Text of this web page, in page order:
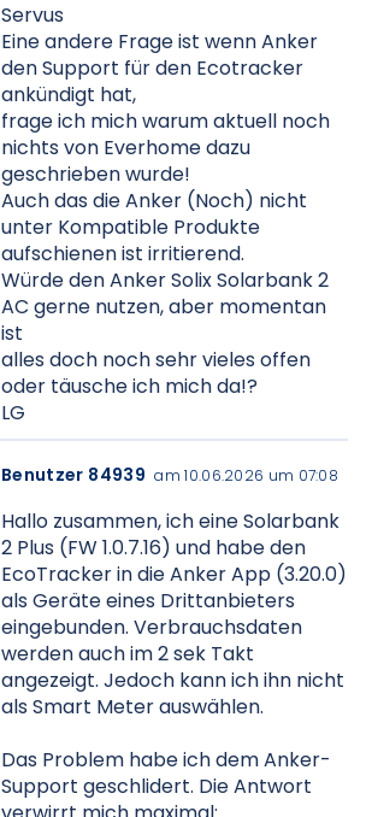
Servus
Eine andere Frage ist wenn Anker
den Support für den Ecotracker
ankündigt hat,
frage ich mich warum aktuell noch
nichts von Everhome dazu
geschrieben wurde!
Auch das die Anker (Noch) nicht
unter Kompatible Produkte
aufschienen ist irritierend.
Würde den Anker Solix Solarbank 2
AC gerne nutzen, aber momentan
ist
alles doch noch sehr vieles offen
oder täusche ich mich da!?
LG
Benutzer 84939 am 10.06.2026 um 07:08
Hallo zusammen, ich eine Solarbank
2 Plus (FW 1.0.7.16) und habe den
EcoTracker in die Anker App (3.20.0)
als Geräte eines Drittanbieters
eingebunden. Verbrauchsdaten
werden auch im 2 sek Takt
angezeigt. Jedoch kann ich ihn nicht
als Smart Meter auswählen.
Das Problem habe ich dem Anker-
Support geschlidert. Die Antwort